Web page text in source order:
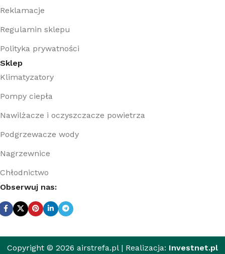
Reklamacje
Regulamin sklepu
Polityka prywatności
Sklep
Klimatyzatory
Pompy ciepła
Nawilżacze i oczyszczacze powietrza
Podgrzewacze wody
Nagrzewnice
Chłodnictwo
Obserwuj nas:
Copyright © 2026 airstrefa.pl | Realizacja: Investnet.pl